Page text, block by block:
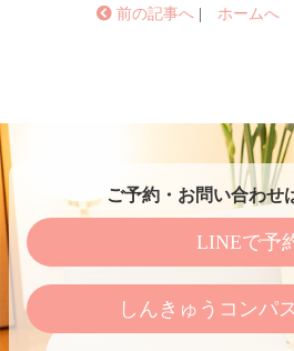
前の記事へ ホームへ
ご予約・お問い合わせ
LINEで予
しんきゅうコンパ